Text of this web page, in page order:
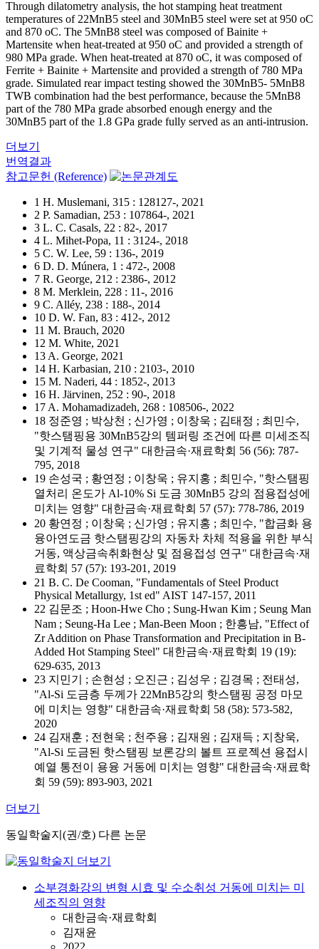
Through dilatometry analysis, the hot stamping heat treatment
temperatures of 22MnB5 steel and 30MnB5 steel were set at 950 oC
and 870 oC. The 5MnB8 steel was composed of Bainite +
Martensite when heat-treated at 950 oC and provided a strength of
980 MPa grade. When heat-treated at 870 oC, it was composed of
Ferrite + Bainite + Martensite and provided a strength of 780 MPa
grade. Simulated rear impact testing showed the 30MnB5- 5MnB8
TWB combination had the best performance, because the 5MnB8
part of the 780 MPa grade absorbed enough energy and the
30MnB5 part of the 1.8 GPa grade fully served as an anti-intrusion.
더보기
번역결과
참고문헌 (Reference)
1 H. Muslemani, 315 : 128127-, 2021
2 P. Samadian, 253 : 107864-, 2021
3 L. C. Casals, 22 : 82-, 2017
4 L. Mihet-Popa, 11 : 3124-, 2018
5 C. W. Lee, 59 : 136-, 2019
6 D. D. Múnera, 1 : 472-, 2008
7 R. George, 212 : 2386-, 2012
8 M. Merklein, 228 : 11-, 2016
9 C. Alléy, 238 : 188-, 2014
10 D. W. Fan, 83 : 412-, 2012
11 M. Brauch, 2020
12 M. White, 2021
13 A. George, 2021
14 H. Karbasian, 210 : 2103-, 2010
15 M. Naderi, 44 : 1852-, 2013
16 H. Järvinen, 252 : 90-, 2018
17 A. Mohamadizadeh, 268 : 108506-, 2022
18 정준영 ; 박상천 ; 신가영 ; 이창욱 ; 김태정 ; 최민수,
"핫스탬핑용 30MnB5강의 템퍼링 조건에 따른 미세조직
및 기계적 물성 연구" 대한금속·재료학회 56 (56): 787-
795, 2018
19 손성국 ; 황연정 ; 이창욱 ; 유지홍 ; 최민수, "핫스탬핑
열처리 온도가 Al-10% Si 도금 30MnB5 강의 점용접성에
미치는 영향" 대한금속·재료학회 57 (57): 778-786, 2019
20 황연정 ; 이창욱 ; 신가영 ; 유지홍 ; 최민수, "합금화 용
융아연도금 핫스탬핑강의 자동차 차체 적용을 위한 부식
거동, 액상금속취화현상 및 점용접성 연구" 대한금속·재
료학회 57 (57): 193-201, 2019
21 B. C. De Cooman, "Fundamentals of Steel Product
Physical Metallurgy, 1st ed" AIST 147-157, 2011
22 김문조 ; Hoon-Hwe Cho ; Sung-Hwan Kim ; Seung Man
Nam ; Seung-Ha Lee ; Man-Been Moon ; 한흥남, "Effect of
Zr Addition on Phase Transformation and Precipitation in B-
Added Hot Stamping Steel" 대한금속·재료학회 19 (19):
629-635, 2013
23 지민기 ; 손현성 ; 오진근 ; 김성우 ; 김경목 ; 전태성,
"Al-Si 도금층 두께가 22MnB5강의 핫스탬핑 공정 마모
에 미치는 영향" 대한금속·재료학회 58 (58): 573-582,
2020
24 김재훈 ; 전현욱 ; 천주용 ; 김재원 ; 김재득 ; 지창욱,
"Al-Si 도금된 핫스탬핑 보론강의 볼트 프로젝션 용접시
예열 통전이 용융 거동에 미치는 영향" 대한금속·재료학
회 59 (59): 893-903, 2021
더보기
동일학술지(권/호) 다른 논문
소부경화강의 변형 시효 및 수소취성 거동에 미치는 미
세조직의 영향
대한금속·재료학회
김재윤
2022